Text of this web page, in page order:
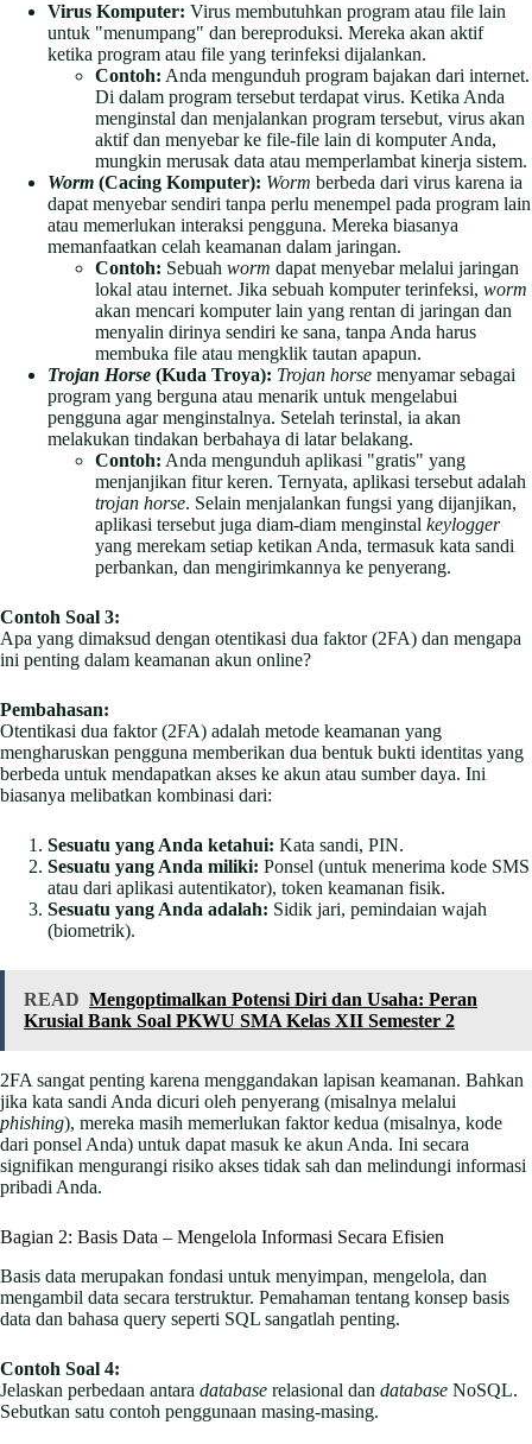
Virus Komputer: Virus membutuhkan program atau file lain
untuk "menumpang" dan bereproduksi. Mereka akan aktif
ketika program atau file yang terinfeksi dijalankan.
Contoh: Anda mengunduh program bajakan dari internet.
Di dalam program tersebut terdapat virus. Ketika Anda
menginstal dan menjalankan program tersebut, virus akan
aktif dan menyebar ke file-file lain di komputer Anda,
mungkin merusak data atau memperlambat kinerja sistem.
Worm (Cacing Komputer): Worm berbeda dari virus karena ia
dapat menyebar sendiri tanpa perlu menempel pada program lain
atau memerlukan interaksi pengguna. Mereka biasanya
memanfaatkan celah keamanan dalam jaringan.
Contoh: Sebuah worm dapat menyebar melalui jaringan
lokal atau internet. Jika sebuah komputer terinfeksi, worm
akan mencari komputer lain yang rentan di jaringan dan
menyalin dirinya sendiri ke sana, tanpa Anda harus
membuka file atau mengklik tautan apapun.
Trojan Horse (Kuda Troya): Trojan horse menyamar sebagai
program yang berguna atau menarik untuk mengelabui
pengguna agar menginstalnya. Setelah terinstal, ia akan
melakukan tindakan berbahaya di latar belakang.
Contoh: Anda mengunduh aplikasi "gratis" yang
menjanjikan fitur keren. Ternyata, aplikasi tersebut adalah
trojan horse. Selain menjalankan fungsi yang dijanjikan,
aplikasi tersebut juga diam-diam menginstal keylogger
yang merekam setiap ketikan Anda, termasuk kata sandi
perbankan, dan mengirimkannya ke penyerang.
Contoh Soal 3:
Apa yang dimaksud dengan otentikasi dua faktor (2FA) dan mengapa
ini penting dalam keamanan akun online?
Pembahasan:
Otentikasi dua faktor (2FA) adalah metode keamanan yang
mengharuskan pengguna memberikan dua bentuk bukti identitas yang
berbeda untuk mendapatkan akses ke akun atau sumber daya. Ini
biasanya melibatkan kombinasi dari:
Sesuatu yang Anda ketahui: Kata sandi, PIN.
Sesuatu yang Anda miliki: Ponsel (untuk menerima kode SMS
atau dari aplikasi autentikator), token keamanan fisik.
Sesuatu yang Anda adalah: Sidik jari, pemindaian wajah
(biometrik).
READ Mengoptimalkan Potensi Diri dan Usaha: Peran
Krusial Bank Soal PKWU SMA Kelas XII Semester 2
2FA sangat penting karena menggandakan lapisan keamanan. Bahkan
jika kata sandi Anda dicuri oleh penyerang (misalnya melalui
phishing), mereka masih memerlukan faktor kedua (misalnya, kode
dari ponsel Anda) untuk dapat masuk ke akun Anda. Ini secara
signifikan mengurangi risiko akses tidak sah dan melindungi informasi
pribadi Anda.
Bagian 2: Basis Data – Mengelola Informasi Secara Efisien
Basis data merupakan fondasi untuk menyimpan, mengelola, dan
mengambil data secara terstruktur. Pemahaman tentang konsep basis
data dan bahasa query seperti SQL sangatlah penting.
Contoh Soal 4:
Jelaskan perbedaan antara database relasional dan database NoSQL.
Sebutkan satu contoh penggunaan masing-masing.